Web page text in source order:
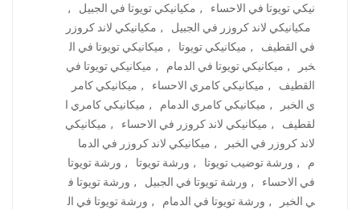
نيكي تويوتا في الاحساء
, مكيانيكي تويوتا في الجبيل
,
مكيانيكي لاند كروزر في الجبيل
, مكيانيكي لاند كروزر
في القطيف
, ميكانيكي تويوتا , ميكانيكي تويوتا في ال
خبر
, ميكانيكي تويوتا في الدمام , ميكانيكي تويوتا في
القطيف
, ميكانيكي كامري الاحساء , ميكانيكي كامر
ي الخبر
, ميكانيكي كامري الدمام , ميكانيكي كامري ا
لقطيف
, ميكانيكي لاند كروزر في الاحساء , ميكانيكي
لاند كروزر في الخبر
, ميكانيكي لاند كروزر في الدما
م
, ورشة توضيب تويوتا , ورشة تويوتا , ورشة تويوتا
في الاحساء
, ورشة تويوتا في الجبيل , ورشة تويوتا ف
ي الخبر
, ورشة تويوتا في الدمام , ورشة تويوتا في ال